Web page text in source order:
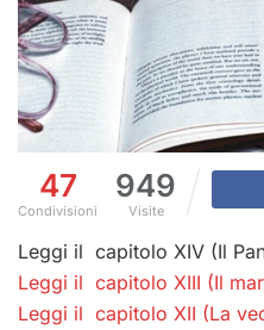
47
Condivisioni
949
Visite
Leggi il capitolo XIV (Il
Leggi il capitolo XIII (Il
Leggi il capitolo XII (La